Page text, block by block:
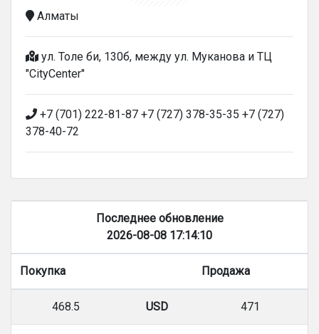
Алматы
ул. Толе би, 130б, между ул. Муканова и ТЦ
"CityCenter"
+7 (701) 222-81-87 +7 (727) 378-35-35 +7 (727)
378-40-72
Последнее обновление
2026-08-08 17:14:10
Покупка Продажа
468.5 USD 471